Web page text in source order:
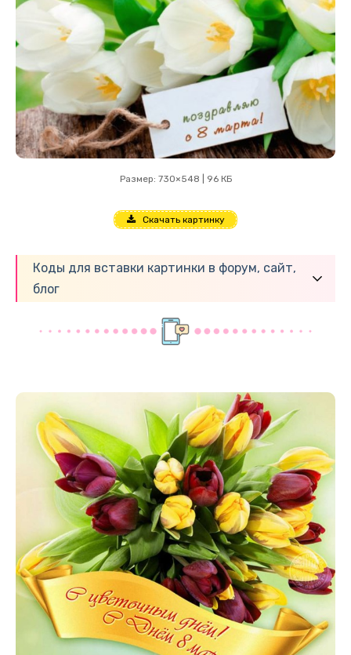
Размер: 730×548 | 96 КБ
Скачать картинку
Коды для вставки картинки в форум, сайт,
блог